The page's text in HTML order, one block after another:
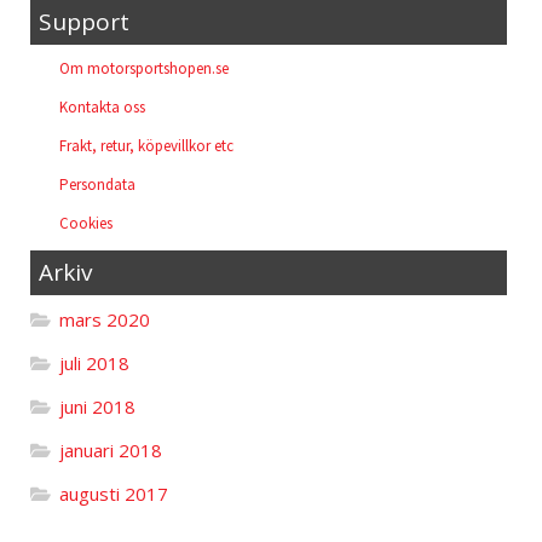
Support
Om motorsportshopen.se
Kontakta oss
Frakt, retur, köpevillkor etc
Persondata
Cookies
Arkiv
mars 2020
juli 2018
juni 2018
januari 2018
augusti 2017